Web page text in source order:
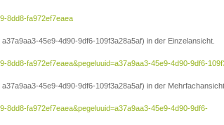
8dd8-fa972ef7eaea
45e9-4d90-9df6-109f3a28a5af) in der Einzelansicht.
fa972ef7eaea&pegeluuid=a37a9aa3-45e9-4d90-9df6-
45e9-4d90-9df6-109f3a28a5af) in der Mehrfachansicht.
8dd8-fa972ef7eaea&pegeluuid=a37a9aa3-45e9-4d90-9df6-